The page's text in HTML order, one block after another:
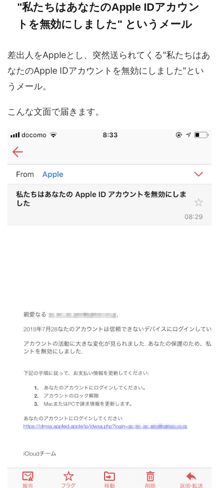
"私たちはあなたのApple IDアカウン
トを無効にしました" というメール
差出人をAppleとし、突然送られてくる"私たちはあ
なたのApple IDアカウントを無効にしました"とい
うメール。
こんな文面で届きます。